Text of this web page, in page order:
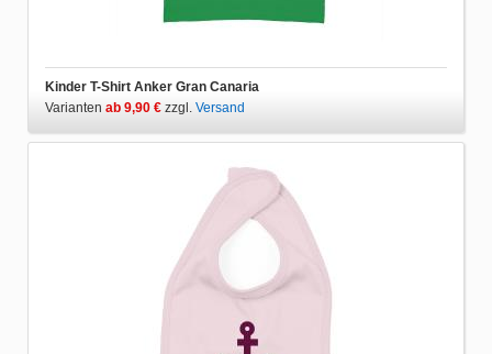
Kinder T-Shirt Anker Gran Canaria
Varianten ab 9,90 € zzgl. Versand